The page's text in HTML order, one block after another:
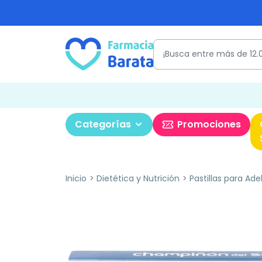
Categorías Promociones
Inicio Dietética y Nutrición Pastillas para